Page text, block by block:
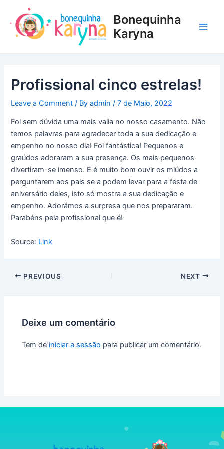
content
Bonequinha
Karyna
Profissional cinco estrelas!
Leave a Comment / Byadmin /7 de Maio, 2022
Foi sem dúvida uma mais valia no nosso casamento. Não
temos palavras para agradecer toda a sua dedicação e
empenho no nosso dia! Foi fantástica! Pequenos e
graúdos adoraram a sua presença. Os mais pequenos
divertiram-se imenso. E é muito bom ouvir os miúdos a
perguntarem aos pais se a podem levar para a festa de
aniversário deles, isto só mostra a sua dedicação e
empenho. Adorámos a surpresa que nos prepararam.
Parabéns pela profissional que é!
Source: Link
navigation
PREVIOUS NEXT
Deixe um comentário
Tem de iniciar a sessão para publicar um comentário.